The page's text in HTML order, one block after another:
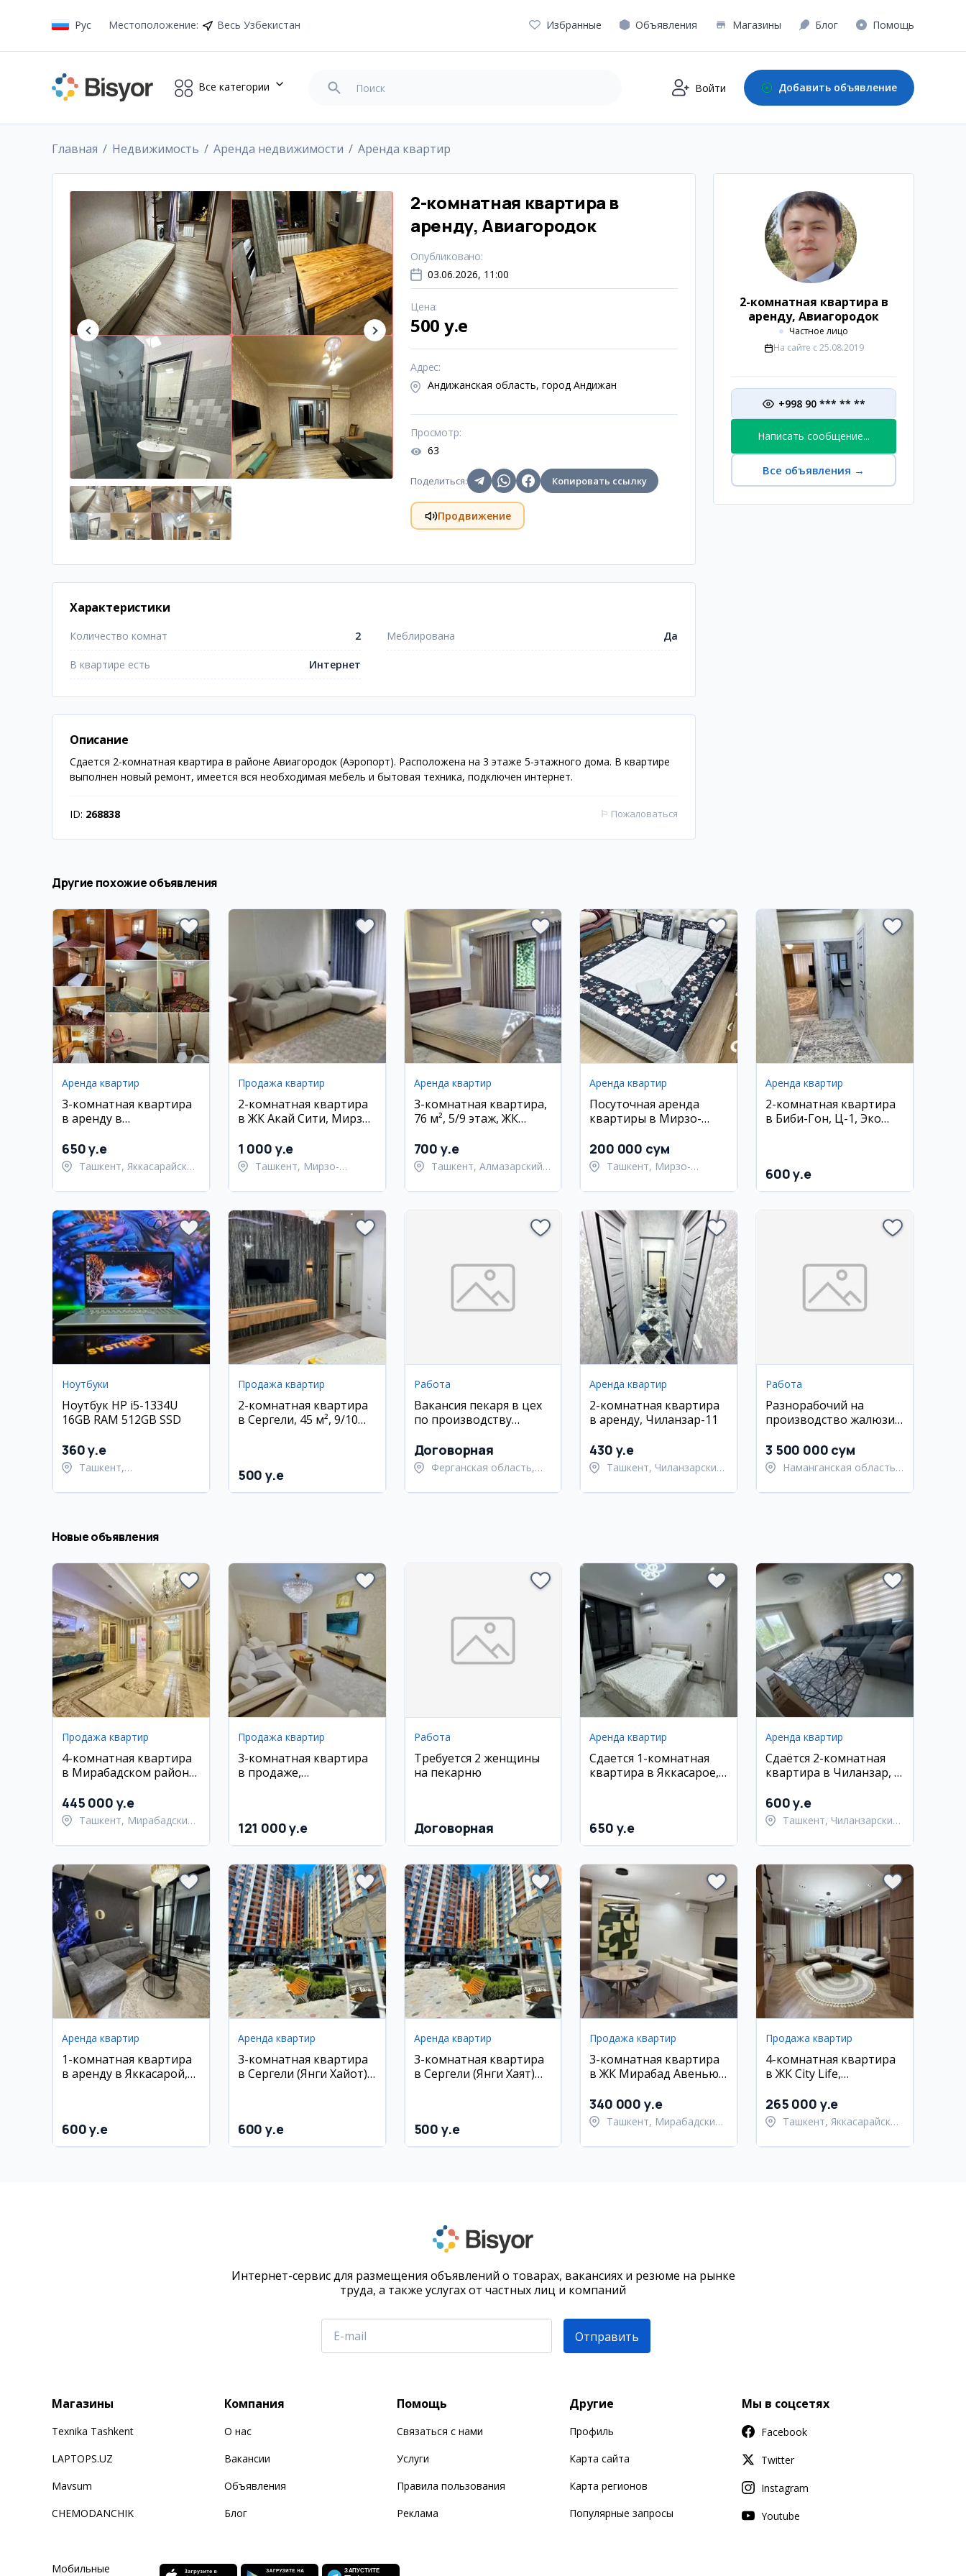
Рус Местоположение: Весь Узбекистан Избранные Объявления Магазины Блог Помощь
Все категории Войти Добавить объявление
Главная Недвижимость Аренда недвижимости Аренда квартир
2-комнатная квартира в
аренду, Авиагородок
Опубликовано:
03.06.2026, 11:00
Цена:
500 y.e
Адрес:
Андижанская область, город Андижан
Просмотр:
63
Поделиться: Копировать ссылку
Продвижение
Характеристики
Количество комнат 2 Меблирована Да
В квартире есть Интернет
Описание
Сдается 2-комнатная квартира в районе Авиагородок (Аэропорт). Расположена на 3 этаже 5-этажного дома. В квартире
выполнен новый ремонт, имеется вся необходимая мебель и бытовая техника, подключен интернет.
ID: 268838 ⚐ Пожаловаться
2-комнатная квартира в
аренду, Авиагородок
Частное лицо
На сайте с 25.08.2019
+998 90 *** ** **
Написать сообщение...
Все объявления →
Другие похожие объявления
Аренда квартир
3-комнатная квартира
в аренду в
ул. Бобур (81 м²)
650 y.e
Ташкент, Яккасарайский
Продажа квартир
2-комнатная квартира
в ЖК Акай Сити, Мирзо-
1 000 y.e
Ташкент, Мирзо-
Аренда квартир
3-комнатная квартира,
76 м², 5/9 этаж, ЖК
700 y.e
Ташкент, Алмазарский
Аренда квартир
Посуточная аренда
квартиры в Мирзо-
200 000 сум
Ташкент, Мирзо-
Аренда квартир
2-комнатная квартира
в Биби-Гон, Ц-1, Эко
600 y.e
Ноутбуки
Ноутбук HP i5-1334U
16GB RAM 512GB SSD
360 y.e
Ташкент,
Продажа квартир
2-комнатная квартира
в Сергели, 45 м², 9/10
500 y.e
Работа
Вакансия пекаря в цех
по производству
Договорная
Ферганская область,
Аренда квартир
2-комнатная квартира
в аренду, Чиланзар-11
430 y.e
Ташкент, Чиланзарский
Работа
Разнорабочий на
производство жалюзи
3 500 000 сум
Наманганская область,
Новые объявления
Продажа квартир
4-комнатная квартира
в Мирабадском районе,
мебелью
445 000 y.e
Ташкент, Мирабадский
Продажа квартир
3-комнатная квартира
в продаже,
121 000 y.e
Работа
Требуется 2 женщины
на пекарню
Договорная
Аренда квартир
Сдается 1-комнатная
квартира в Яккасарое,
650 y.e
Аренда квартир
Сдаётся 2-комнатная
квартира в Чиланзар, 4
600 y.e
Ташкент, Чиланзарский
Аренда квартир
1-комнатная квартира
в аренду в Яккасарой,
600 y.e
Аренда квартир
3-комнатная квартира
в Сергели (Янги Хайот),
600 y.e
Аренда квартир
3-комнатная квартира
в Сергели (Янги Хаят)
500 y.e
Продажа квартир
3-комнатная квартира
в ЖК Мирабад Авенью,
340 000 y.e
Ташкент, Мирабадский
Продажа квартир
4-комнатная квартира
в ЖК City Life,
265 000 y.e
Ташкент, Яккасарайский
Интернет-сервис для размещения объявлений о товарах, вакансиях и резюме на рынке
труда, а также услугах от частных лиц и компаний
Отправить
Магазины
Texnika Tashkent
LAPTOPS.UZ
Mavsum
CHEMODANCHIK
Компания
О нас
Вакансии
Объявления
Блог
Помощь
Связаться с нами
Услуги
Правила пользования
Реклама
Другие
Профиль
Карта сайта
Карта регионов
Популярные запросы
Мы в соцсетях
Facebook
Twitter
Instagram
Youtube
Мобильные